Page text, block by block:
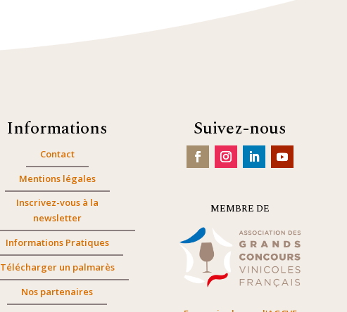
Informations
Contact
Mentions légales
Inscrivez-vous à la
newsletter
Informations Pratiques
Télécharger un palmarès
Nos partenaires
Suivez-nous
MEMBRE DE